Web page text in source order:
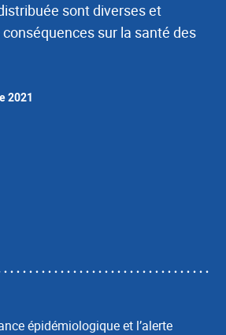
sont diverses et
sur la santé des
2021
épidémiologique et l’alerte